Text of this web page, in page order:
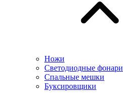
Ножи
Светодиодные фонари
Спальные мешки
Буксировщики